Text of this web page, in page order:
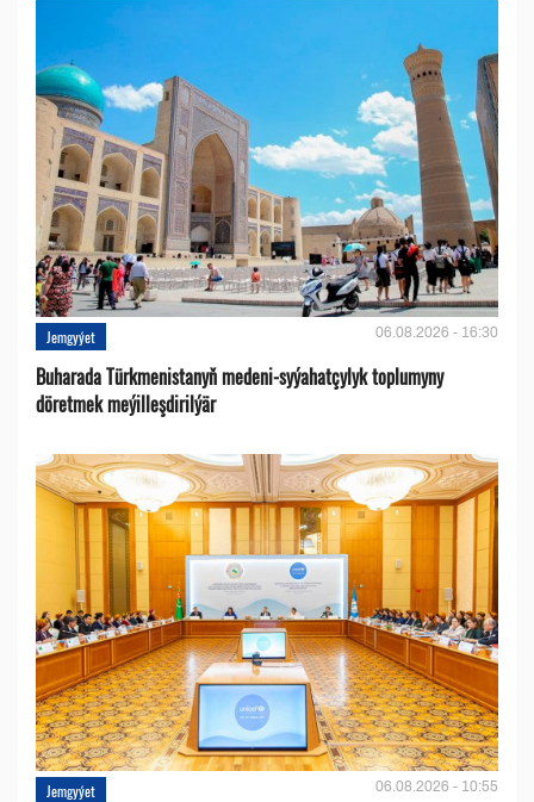
Jemgyýet 06.08.2026 - 16:30
Buharada Türkmenistanyň medeni-syýahatçylyk toplumyny
döretmek meýilleşdirilýär
Jemgyýet 06.08.2026 - 10:55